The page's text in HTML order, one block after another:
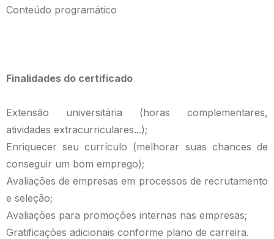
Conteúdo programático
Finalidades do certificado
Extensão universitária (horas complementares,
atividades extracurriculares...);
Enriquecer seu currículo (melhorar suas chances de
conseguir um bom emprego);
Avaliações de empresas em processos de recrutamento
e seleção;
Avaliações para promoções internas nas empresas;
Gratificações adicionais conforme plano de carreira.